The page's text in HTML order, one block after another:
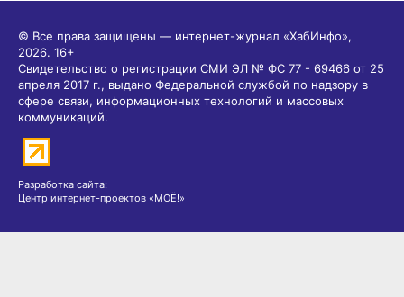
© Все права защищены — интернет-журнал «ХабИнфо»,
2026. 16+
Свидетельство о регистрации СМИ ЭЛ № ФС 77 - 69466 от 25
апреля 2017 г., выдано Федеральной службой по надзору в
сфере связи, информационных технологий и массовых
коммуникаций.
Разработка сайта:
Центр интернет-проектов «МОЁ!»